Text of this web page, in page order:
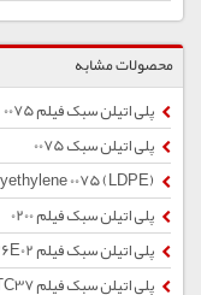
محصولات مشابه
پلی اتیلن سبک فیلم 0075
پلی اتیلن سبک 0075
پلی اتیلن سبک فیلم 0200
پلی اتیلن سبک فیلم 2426E02
پلی اتیلن سبک فیلم 2004TC37